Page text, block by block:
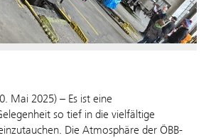
Mai 2025) – Es ist eine
so tief in die vielfältige
Die Atmosphäre der ÖBB-